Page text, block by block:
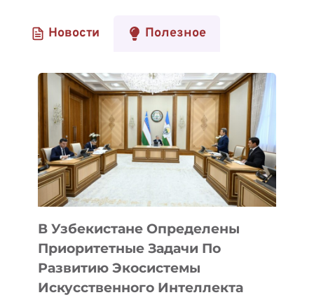
Новости Полезное
В Узбекистане Определены
Приоритетные Задачи По
Развитию Экосистемы
Искусственного Интеллекта